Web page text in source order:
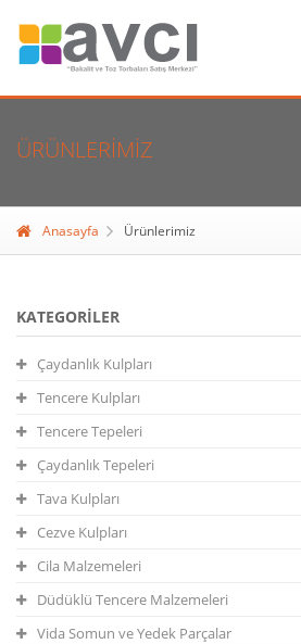
ÜRÜNLERIMIZ
Anasayfa Ürünlerimiz
KATEGORILER
Çaydanlık Kulpları
Tencere Kulpları
Tencere Tepeleri
Çaydanlık Tepeleri
Tava Kulpları
Cezve Kulpları
Cila Malzemeleri
Düdüklü Tencere Malzemeleri
Vida Somun ve Yedek Parçalar